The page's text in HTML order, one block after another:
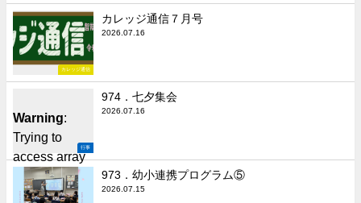
カレッジ通信
カレッジ通信７月号
2026.07.16
Warning:
Trying to
access array
offset on false
in
行事
974．七夕集会
2026.07.16
973．幼小連携プログラム⑤
2026.07.15